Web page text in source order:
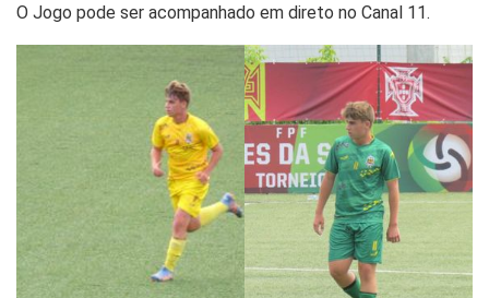
O Jogo pode ser acompanhado em direto no Canal 11.